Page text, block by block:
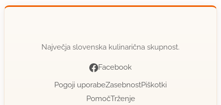
Največja slovenska kulinarična skupnost.
Facebook
Pogoji uporabeZasebnostPiškotki
PomočTrženje